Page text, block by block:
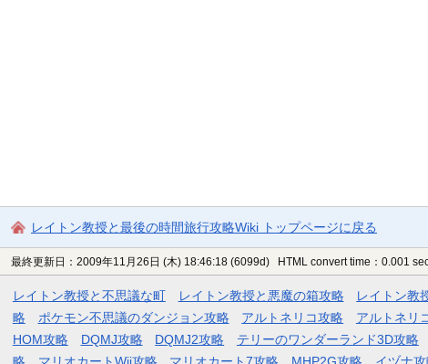
レイトン教授と最後の時間旅行攻略Wiki トップページに戻る
最終更新日：2009年11月26日 (木) 18:46:18 (6099d) HTML convert time：0.001
レイトン教授と不思議な町 レイトン教授と悪魔の箱攻略 レイトン教
略
ポケモン不思議のダンジョン攻略 アルトネリコ攻略 アルトネリ
HOM攻略
DQMJ攻略 DQMJ2攻略 テリーのワンダーランド3D攻略